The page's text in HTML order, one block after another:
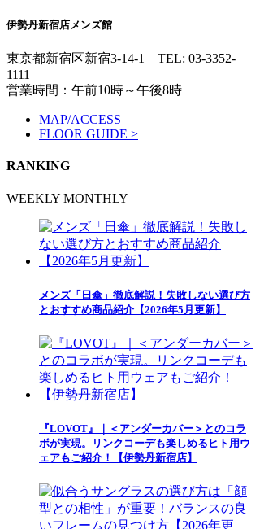
伊勢丹新宿店メンズ館
東京都新宿区新宿3-14-1 TEL: 03-3352-
1111
営業時間：午前10時～午後8時
MAP/ACCESS
FLOOR GUIDE >
RANKING
WEEKLY MONTHLY
メンズ「日傘」徹底解説！失敗しない選び方
とおすすめ商品紹介【2026年5月更新】
『LOVOT』｜＜アンダーカバー＞とのコラ
ボが実現。リンクコーデも楽しめるヒト用ウ
ェアもご紹介！【伊勢丹新宿店】